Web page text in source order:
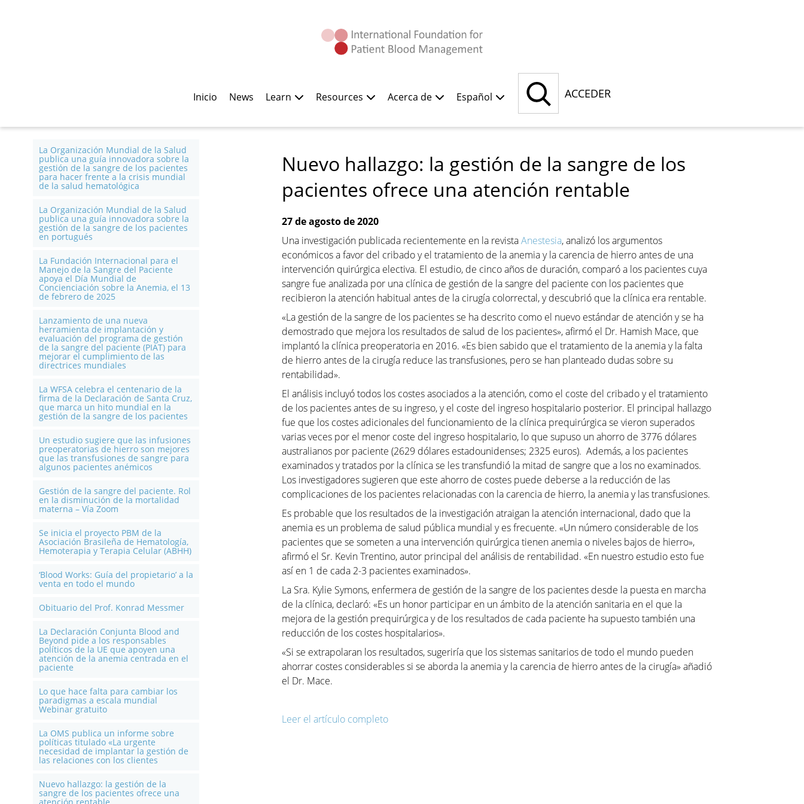
Inicio News Learn Resources Acerca de Español
Buscar
ACCEDER
La Organización Mundial de la Salud
publica una guía innovadora sobre la
gestión de la sangre de los pacientes
para hacer frente a la crisis mundial
de la salud hematológica
La Organización Mundial de la Salud
publica una guía innovadora sobre la
gestión de la sangre de los pacientes
en portugués
La Fundación Internacional para el
Manejo de la Sangre del Paciente
apoya el Día Mundial de
Concienciación sobre la Anemia, el 13
de febrero de 2025
Lanzamiento de una nueva
herramienta de implantación y
evaluación del programa de gestión
de la sangre del paciente (PIAT) para
mejorar el cumplimiento de las
directrices mundiales
La WFSA celebra el centenario de la
firma de la Declaración de Santa Cruz,
que marca un hito mundial en la
gestión de la sangre de los pacientes
Un estudio sugiere que las infusiones
preoperatorias de hierro son mejores
que las transfusiones de sangre para
algunos pacientes anémicos
Gestión de la sangre del paciente. Rol
en la disminución de la mortalidad
materna – Vía Zoom
Se inicia el proyecto PBM de la
Asociación Brasileña de Hematología,
Hemoterapia y Terapia Celular (ABHH)
‘Blood Works: Guía del propietario’ a la
venta en todo el mundo
Obituario del Prof. Konrad Messmer
La Declaración Conjunta Blood and
Beyond pide a los responsables
políticos de la UE que apoyen una
atención de la anemia centrada en el
paciente
Lo que hace falta para cambiar los
paradigmas a escala mundial
Webinar gratuito
La OMS publica un informe sobre
políticas titulado «La urgente
necesidad de implantar la gestión de
las relaciones con los clientes
Nuevo hallazgo: la gestión de la
sangre de los pacientes ofrece una
Nuevo hallazgo: la gestión de la sangre de los
pacientes ofrece una atención rentable
27 de agosto de 2020
Una investigación publicada recientemente en la revistaAnestesia, analizó los argumentos
económicos a favor del cribado y el tratamiento de la anemia y la carencia de hierro antes de una
intervención quirúrgica electiva. El estudio, de cinco años de duración, comparó a los pacientes cuya
sangre fue analizada por una clínica de gestión de la sangre del paciente con los pacientes que
recibieron la atención habitual antes de la cirugía colorrectal, y descubrió que la clínica era rentable.
«La gestión de la sangre de los pacientes se ha descrito como el nuevo estándar de atención y se ha
demostrado que mejora los resultados de salud de los pacientes», afirmó el Dr. Hamish Mace, que
implantó la clínica preoperatoria en 2016. «Es bien sabido que el tratamiento de la anemia y la falta
de hierro antes de la cirugía reduce las transfusiones, pero se han planteado dudas sobre su
rentabilidad».
El análisis incluyó todos los costes asociados a la atención, como el coste del cribado y el tratamiento
de los pacientes antes de su ingreso, y el coste del ingreso hospitalario posterior. El principal hallazgo
fue que los costes adicionales del funcionamiento de la clínica prequirúrgica se vieron superados
varias veces por el menor coste del ingreso hospitalario, lo que supuso un ahorro de 3776 dólares
australianos por paciente (2629 dólares estadounidenses; 2325 euros). Además, a los pacientes
examinados y tratados por la clínica se les transfundió la mitad de sangre que a los no examinados.
Los investigadores sugieren que este ahorro de costes puede deberse a la reducción de las
complicaciones de los pacientes relacionadas con la carencia de hierro, la anemia y las transfusiones.
Es probable que los resultados de la investigación atraigan la atención internacional, dado que la
anemia es un problema de salud pública mundial y es frecuente. «Un número considerable de los
pacientes que se someten a una intervención quirúrgica tienen anemia o niveles bajos de hierro»,
afirmó el Sr. Kevin Trentino, autor principal del análisis de rentabilidad. «En nuestro estudio esto fue
así en 1 de cada 2-3 pacientes examinados».
La Sra. Kylie Symons, enfermera de gestión de la sangre de los pacientes desde la puesta en marcha
de la clínica, declaró: «Es un honor participar en un ámbito de la atención sanitaria en el que la
mejora de la gestión prequirúrgica y de los resultados de cada paciente ha supuesto también una
reducción de los costes hospitalarios».
«Si se extrapolaran los resultados, sugeriría que los sistemas sanitarios de todo el mundo pueden
ahorrar costes considerables si se aborda la anemia y la carencia de hierro antes de la cirugía» añadió
el Dr. Mace.
Leer el artículo completo